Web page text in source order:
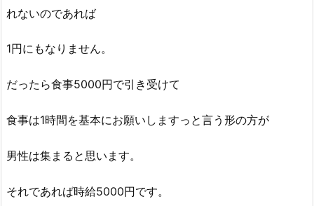
れないのであれば
1円にもなりません。
だったら食事5000円で引き受けて
食事は1時間を基本にお願いしますっと言う形の方が
男性は集まると思います。
それであれば時給5000円です。